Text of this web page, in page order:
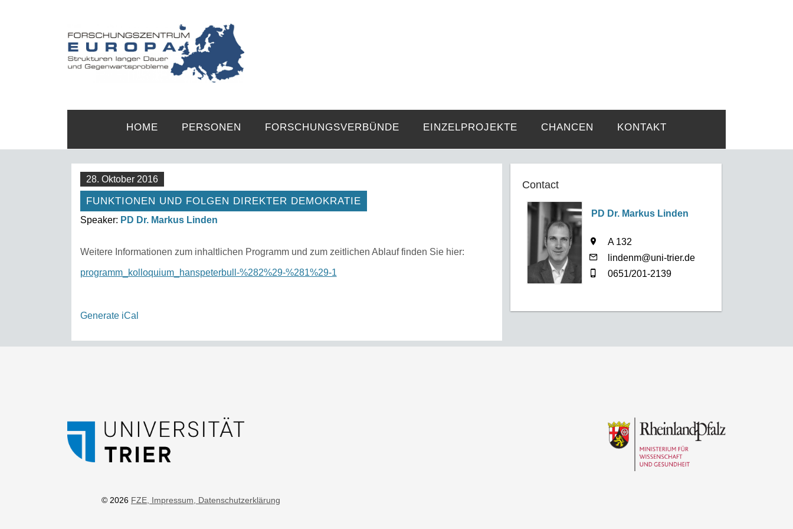
HOME PERSONEN FORSCHUNGSVERBÜNDE EINZELPROJEKTE CHANCEN KONTAKT
28. Oktober 2016
FUNKTIONEN UND FOLGEN DIREKTER DEMOKRATIE
Speaker: PD Dr. Markus Linden
Weitere Informationen zum inhaltlichen Programm und zum zeitlichen Ablauf finden Sie hier:
programm_kolloquium_hanspeterbull-%282%29-%281%29-1
Generate iCal
Contact
PD Dr. Markus Linden
A 132
lindenm@uni-trier.de
0651/201-2139
© 2026 FZE, Impressum, Datenschutzerklärung